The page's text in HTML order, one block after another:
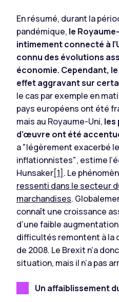
En résumé, durant la
pandémique, le
intimement connecté à
connu des évolutions
économie. Cependant,
effet aggravant sur
le cas par exemple en
pays européens ont été
mais au Royaume-Uni, les
d’œuvre ont été
a"légèrement exacerbé
inflationnistes", estime
Hunsaker[1] . Le
ressenti dans le secteur
marchandises.
connaît une croissance
d’une faible
difficultés remontent à la
de 2008. Le Brexit n’a
situation, mais il n’a pas
Un affaiblissement